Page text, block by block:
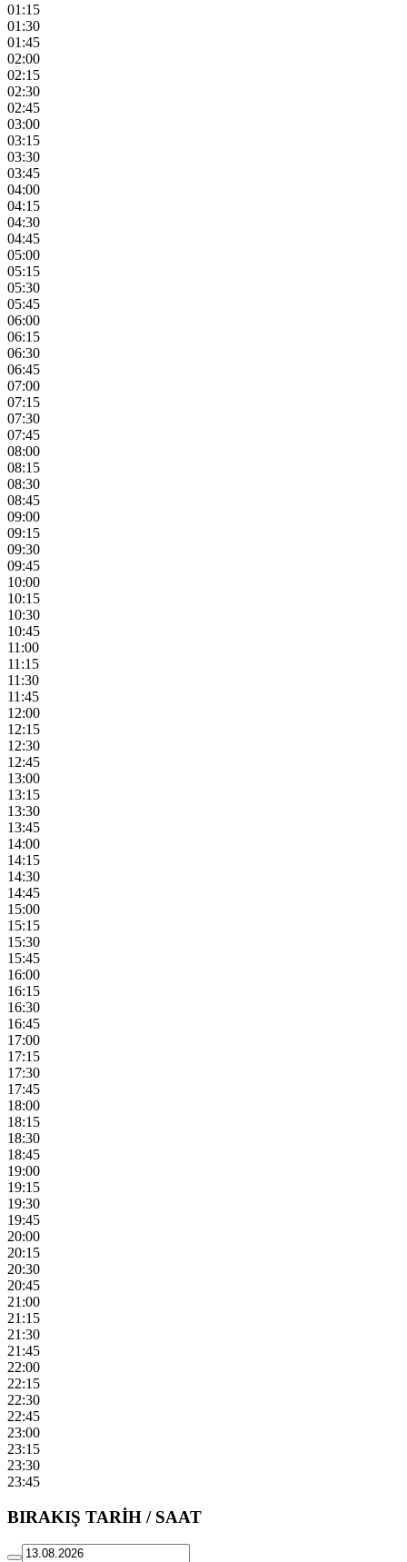
01:15
01:30
01:45
02:00
02:15
02:30
02:45
03:00
03:15
03:30
03:45
04:00
04:15
04:30
04:45
05:00
05:15
05:30
05:45
06:00
06:15
06:30
06:45
07:00
07:15
07:30
07:45
08:00
08:15
08:30
08:45
09:00
09:15
09:30
09:45
10:00
10:15
10:30
10:45
11:00
11:15
11:30
11:45
12:00
12:15
12:30
12:45
13:00
13:15
13:30
13:45
14:00
14:15
14:30
14:45
15:00
15:15
15:30
15:45
16:00
16:15
16:30
16:45
17:00
17:15
17:30
17:45
18:00
18:15
18:30
18:45
19:00
19:15
19:30
19:45
20:00
20:15
20:30
20:45
21:00
21:15
21:30
21:45
22:00
22:15
22:30
22:45
23:00
23:15
23:30
23:45
BIRAKIŞ TARİH / SAAT